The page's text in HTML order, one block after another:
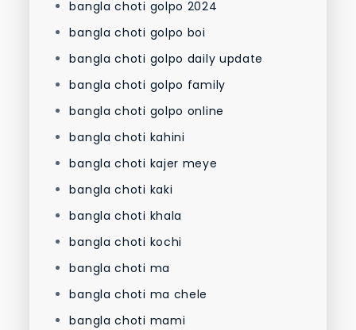
bangla choti golpo 2024
bangla choti golpo boi
bangla choti golpo daily update
bangla choti golpo family
bangla choti golpo online
bangla choti kahini
bangla choti kajer meye
bangla choti kaki
bangla choti khala
bangla choti kochi
bangla choti ma
bangla choti ma chele
bangla choti mami